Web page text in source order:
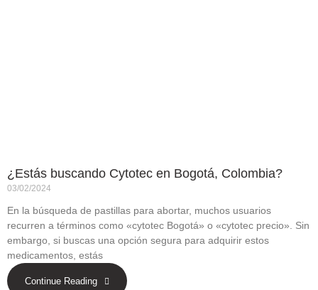
¿Estás buscando Cytotec en Bogotá, Colombia?
03/02/2024
En la búsqueda de pastillas para abortar, muchos usuarios
recurren a términos como «cytotec Bogotá» o «cytotec precio». Sin
embargo, si buscas una opción segura para adquirir estos
medicamentos, estás
Continue Reading